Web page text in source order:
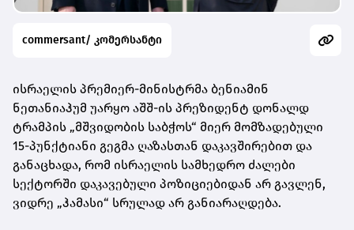
commersant/ კომერსანტი
ისრაელის პრემიერ-მინისტრმა ბენიამინ
ნეთანიაჰუმ უარყო აშშ-ის პრეზიდენტ დონალდ
ტრამპის „მშვიდობის საბჭოს“ მიერ მომზადებული
15-პუნქტიანი გეგმა ღაზასთან დაკავშირებით და
განაცხადა, რომ ისრაელის სამხედრო ძალები
სექტორში დაკავებული პოზიციებიდან არ გავლენ,
ვიდრე „ჰამასი“ სრულად არ განიარაღდება.